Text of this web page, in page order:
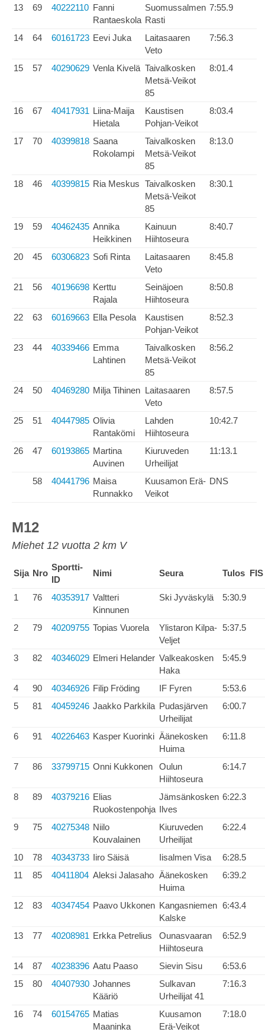
13 69 40222110 Fanni
Rantaeskola
Suomussalmen
Rasti
7:55.9
14 64 60161723 Eevi Juka
Laitasaaren
Veto
7:56.3
15 57 40290629 Venla Kivelä Taivalkosken
Metsä-Veikot
85
8:01.4
16 67 40417931 Liina-Maija
Hietala
Kaustisen
Pohjan-Veikot
8:03.4
17 70 40399818 Saana
Rokolampi
Taivalkosken
Metsä-Veikot
85
8:13.0
18 46 40399815 Ria Meskus Taivalkosken
Metsä-Veikot
85
8:30.1
19 59 40462435 Annika
Heikkinen
Kainuun
Hiihtoseura
8:40.7
20 45 60306823 Sofi Rinta
Laitasaaren
Veto
8:45.8
21 56 40196698 Kerttu
Rajala
Seinäjoen
Hiihtoseura
8:50.8
22 63 60169663 Ella Pesola
Kaustisen
Pohjan-Veikot
8:52.3
23 44 40339466 Emma
Lahtinen
Taivalkosken
Metsä-Veikot
85
8:56.2
24 50 40469280 Milja Tihinen Laitasaaren
Veto
8:57.5
25 51 40447985 Olivia
Rantakömi
Lahden
Hiihtoseura
10:42.7
26 47 60193865 Martina
Auvinen
Kiuruveden
Urheilijat
11:13.1
58 40441796 Maisa
Runnakko
Kuusamon Erä-
Veikot
DNS
M12
Miehet 12 vuotta 2 km V
Sija Nro
Sportti-
ID
Nimi Seura Tulos FIS
1 76 40353917 Valtteri
Kinnunen
Ski Jyväskylä 5:30.9
2 79 40209755 Topias Vuorela
Ylistaron Kilpa-
Veljet
5:37.5
3 82 40346029 Elmeri Helander Valkeakosken
Haka
5:45.9
4 90 40346926 Filip Fröding IF Fyren
5:53.6
5
81 40459246 Jaakko Parkkila Pudasjärven
Urheilijat
6:00.7
6 91 40226463 Kasper Kuorinki Äänekosken
Huima
6:11.8
7 86 33799715 Onni Kukkonen
Oulun
Hiihtoseura
6:14.7
8 89 40379216 Elias
Ruokostenpohja
Jämsänkosken
Ilves
6:22.3
9 75 40275348 Niilo
Kouvalainen
Kiuruveden
Urheilijat
6:22.4
10 78 40343733 Iiro Säisä Iisalmen Visa
6:28.5
11
85 40411804 Aleksi Jalasaho Äänekosken
Huima
6:39.2
12 83 40347454 Paavo Ukkonen Kangasniemen
Kalske
6:43.4
13 77 40208981 Erkka Petrelius
Ounasvaaran
Hiihtoseura
6:52.9
14 87 40238396 Aatu Paaso Sievin Sisu
6:53.6
15
80 40407930 Johannes
Kääriö
Sulkavan
Urheilijat 41
7:16.3
16 74 60154765 Matias
Maaninka
Kuusamon
Erä-Veikot
7:18.0